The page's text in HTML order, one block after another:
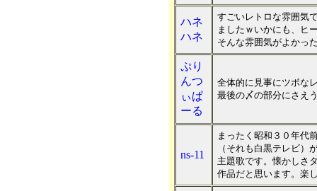
ハネ
ハネ
すごいレトロな雰囲気
ましたｗいかにも、ヒ
そんな雰囲気がよかっ
ぷり
んつ
ぃぱ
ーる
全体的に見事にツボな
最後の〆の部分にさえ
ns-11
まったく昭和３０年代
（それも白黒テレビ
主題歌です。懐かし
作品だと思います。楽